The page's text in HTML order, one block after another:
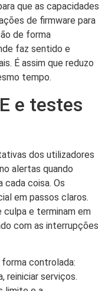
que as capacidades
de firmware para
de forma
faz sentido e
É assim que reduzo
tempo.
e testes
dos utilizadores
alertas quando
cada coisa. Os
em passos claros.
culpa e terminam em
com as interrupções
forma controlada:
reiniciar serviços.